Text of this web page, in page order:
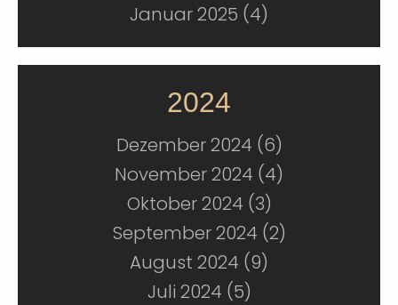
Januar 2025 (4)
2024
Dezember 2024 (6)
November 2024 (4)
Oktober 2024 (3)
September 2024 (2)
August 2024 (9)
Juli 2024 (5)